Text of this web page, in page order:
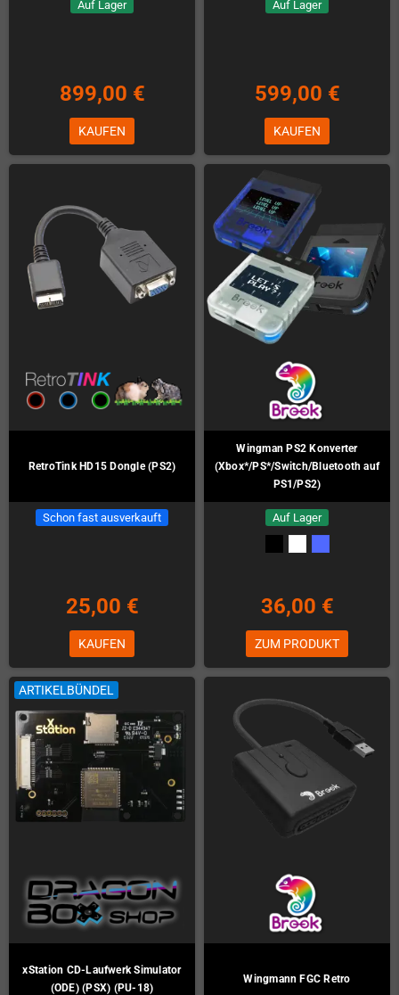
Auf Lager
899,00 €
KAUFEN
Auf Lager
599,00 €
KAUFEN
RetroTink HD15 Dongle (PS2)
Schon fast ausverkauft
25,00 €
KAUFEN
Wingman PS2 Konverter
(Xbox*/PS*/Switch/Bluetooth auf
PS1/PS2)
Auf Lager
36,00 €
ZUM PRODUKT
ARTIKELBÜNDEL
xStation CD-Laufwerk Simulator
(ODE) (PSX) (PU-18)
Wingmann FGC Retro